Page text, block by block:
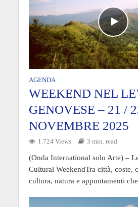
AGENDA
WEEKEND NEL
GENOVESE – 21 /
NOVEMBRE 2025
1.724 Views 3 min. read
(Onda International solo Arte) –
Cultural WeekendTra città, coste,
cultura, natura e appuntamenti